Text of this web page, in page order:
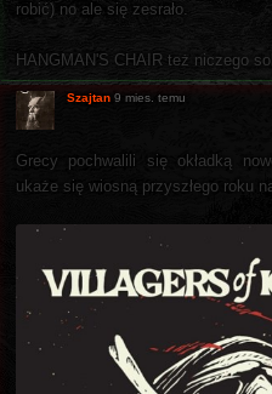
robić) no ale się zesrało.
HANGMAN'S CHAIR też niczego
Szajtan 9 mies. temu
Grecy pochwalili się okładką
ukaże się wiosną przyszłego roku